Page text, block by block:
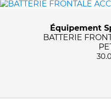
PRIX :0€ - 31€
APPLIQUER
Équipement
BATTERIE